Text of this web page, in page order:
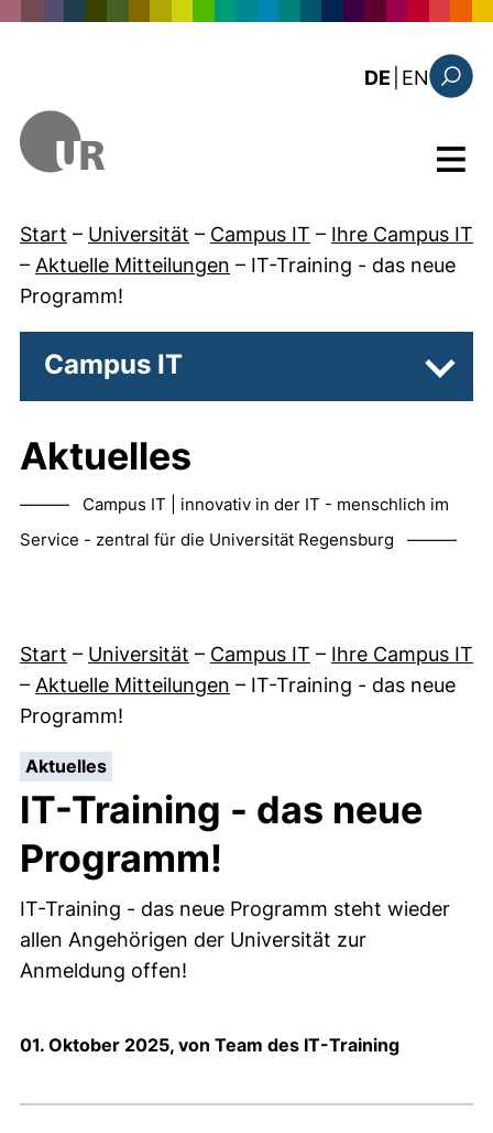
DE EN: the
Menü
Start – Universität – Campus IT – Ihre Campus IT
– Aktuelle Mitteilungen – IT-Training - das neue
Programm!
Campus IT
Aktuelles
——— Campus IT | innovativ in der IT - menschlich im
Service - zentral für die Universität Regensburg ———
Start – Universität – Campus IT – Ihre Campus IT
– Aktuelle Mitteilungen – IT-Training - das neue
Programm!
Aktuelles:
IT-Training - das neue
Programm!
IT-Training - das neue Programm steht wieder
allen Angehörigen der Universität zur
Anmeldung offen!
01. Oktober 2025, von Team des IT-Training